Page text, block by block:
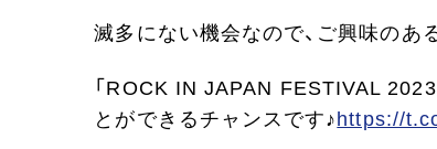
滅多にない機会なので、ご興味のある
「ROCK IN JAPAN FESTIVAL
とができるチャンスです♪https://